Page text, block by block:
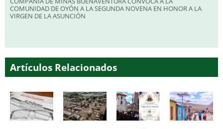
COMUNIDAD DE OYÓN A LA SEGUNDA NOVENA EN HONOR A LA
VIRGEN DE LA ASUNCIÓN
Artículos Relacionados